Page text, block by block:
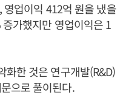
업이익 412억 원을 냈을
가했지만 영업이익은 1
화한 것은 연구개발(R&D)
으로 풀이된다.